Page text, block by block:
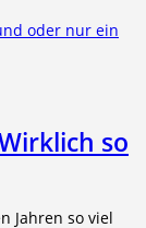
so
Jahren so viel